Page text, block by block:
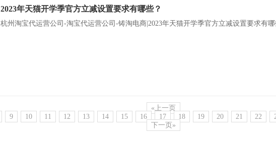
2023年天猫开学季官方立减设置要求有哪些？
杭州淘宝代运营公司-淘宝代运营公司-铸淘电商|2023年天猫开学季官方立减设置要求有哪
«上一页
9 10 11 12 13 14 15 16 17 18 19 20 21 22
下一页»